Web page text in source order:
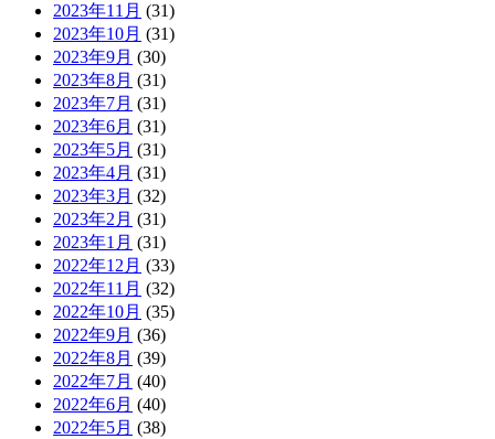
2023年11月 (31)
2023年10月 (31)
2023年9月 (30)
2023年8月 (31)
2023年7月 (31)
2023年6月 (31)
2023年5月 (31)
2023年4月 (31)
2023年3月 (32)
2023年2月 (31)
2023年1月 (31)
2022年12月 (33)
2022年11月 (32)
2022年10月 (35)
2022年9月 (36)
2022年8月 (39)
2022年7月 (40)
2022年6月 (40)
2022年5月 (38)